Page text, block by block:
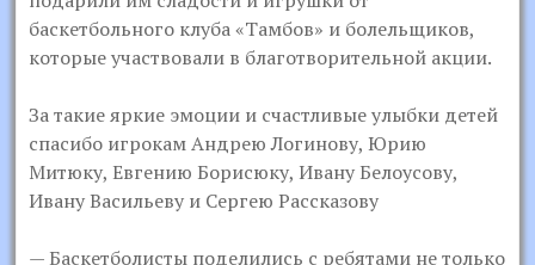
баскетбольного клуба «Тамбов» и болельщиков,
которые участвовали в благотворительной акции.
За такие яркие эмоции и счастливые улыбки детей
спасибо игрокам Андрею Логинову, Юрию
Митюку, Евгению Борисюку, Ивану Белоусову,
Ивану Васильеву и Сергею Рассказову
— Баскетболисты поделились с ребятами не только